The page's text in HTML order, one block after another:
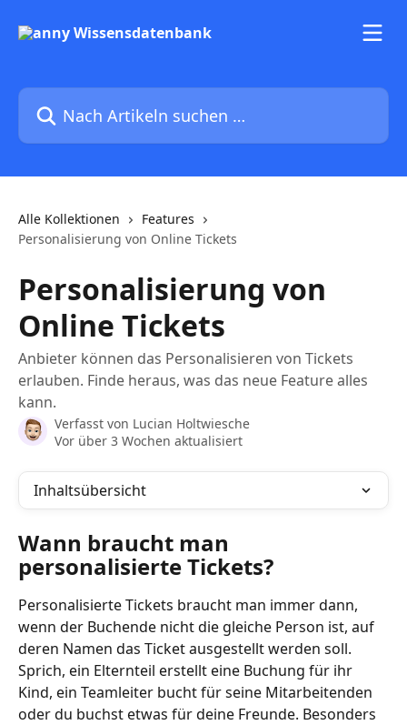
Nach Artikeln suchen …
Alle Kollektionen
Features
Personalisierung von Online Tickets
Personalisierung von
Online Tickets
Anbieter können das Personalisieren von Tickets
erlauben. Finde heraus, was das neue Feature alles
kann.
Verfasst von Lucian Holtwiesche
Vor über 3 Wochen aktualisiert
Inhaltsübersicht
Wann braucht man
personalisierte Tickets?
Personalisierte Tickets braucht man immer dann,
wenn der Buchende nicht die gleiche Person ist, auf
deren Namen das Ticket ausgestellt werden soll.
Sprich, ein Elternteil erstellt eine Buchung für ihr
Kind, ein Teamleiter bucht für seine Mitarbeitenden
oder du buchst etwas für deine Freunde. Besonders